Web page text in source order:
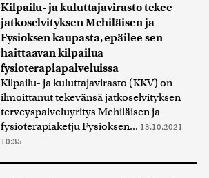
Kilpailu- ja kuluttajavirasto tekee
jatkoselvityksen Mehiläisen ja
Fysioksen kaupasta, epäilee sen
haittaavan kilpailua
fysioterapiapalveluissa
Kilpailu- ja kuluttajavirasto (KKV) on
ilmoittanut tekevänsä jatkoselvityksen
terveyspalveluyritys Mehiläisen ja
fysioterapiaketju Fysioksen... 13.10.2021
10:35